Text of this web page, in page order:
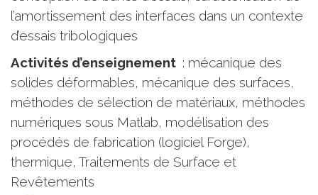
l’amortissement des interfaces dans un contexte
d’essais tribologiques
Activités d’enseignement : mécanique des
solides déformables, mécanique des surfaces,
méthodes de sélection de matériaux, méthodes
numériques sous Matlab, modélisation des
procédés de fabrication (logiciel Forge),
thermique, Traitements de Surface et
Revêtements